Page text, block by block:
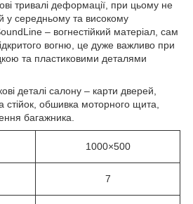
тривалі деформації, при цьому не
у середньому та високому
– вогнестійкий матеріал, сам
вогню, це дуже важливо при
та пластиковими деталями
деталі салону – карти дверей,
обшивка моторного щита,
багажника.
1000×500
7